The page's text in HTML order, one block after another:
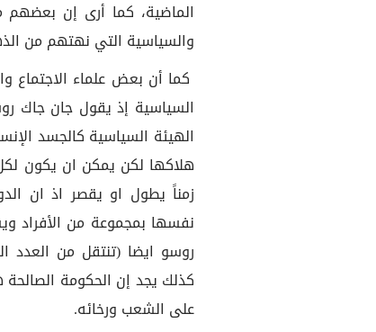
الماضية، كما أرى إن بعضهم
والسياسية التي نهتهم من
كما أن بعض علماء
الهيئة السياسية كالجسد
هلاكها لكن يمكن ان يكون
زمناً يطول او يقصر اذ ان
نفسها بمجموعة من الأفراد
روسو ايضا (تنتقل من العدد
كذلك يجد إن الحكومة
على الشعب ورخائه.